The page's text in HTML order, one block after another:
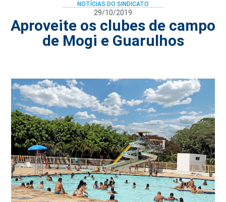
NOTÍCIAS DO SINDICATO
29/10/2019
Aproveite os clubes de campo
de Mogi e Guarulhos